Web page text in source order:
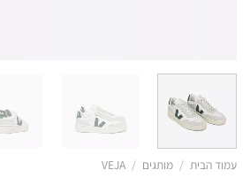
עמוד הבית / מותגים /
VEJA